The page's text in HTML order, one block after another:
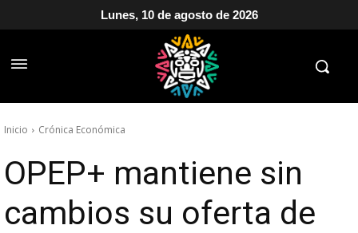
Lunes, 10 de agosto de 2026
Inicio Crónica Económica
OPEP+ mantiene sin
cambios su oferta de